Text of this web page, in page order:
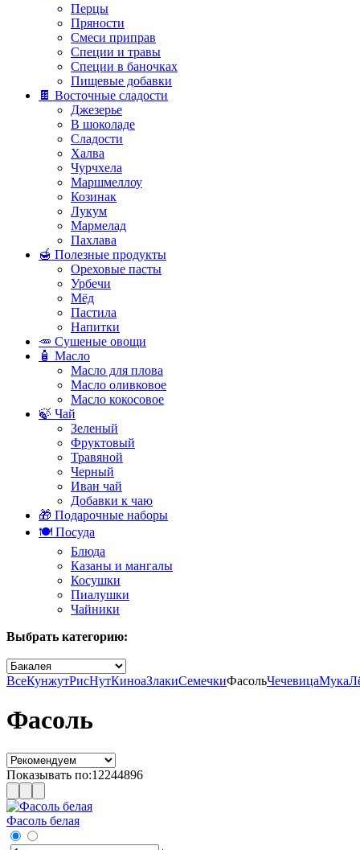
Перцы
Пряности
Смеси приправ
Специи и травы
Специи в баночках
Пищевые добавки
🍫 Восточные сладости
Джезерье
В шоколаде
Сладости
Халва
Чурчхела
Маршмеллоу
Козинак
Лукум
Мармелад
Пахлава
🍯 Полезные продукты
Ореховые пасты
Урбечи
Мёд
Пастила
Напитки
🥕 Сушеные овощи
🧴 Масло
Масло для плова
Масло оливковое
Масло кокосовое
🍃 Чай
Зеленый
Фруктовый
Травяной
Черный
Иван чай
Добавки к чаю
🎁 Подарочные наборы
🍽️ Посуда
Блюда
Казаны и мангалы
Косушки
Пиалушки
Чайники
Выбрать категорию:
ВсеКунжутРисНутКиноаЗлакиСемечкиФасольЧечевицаМука
Фасоль
Показывать по:12244896
Фасоль белая